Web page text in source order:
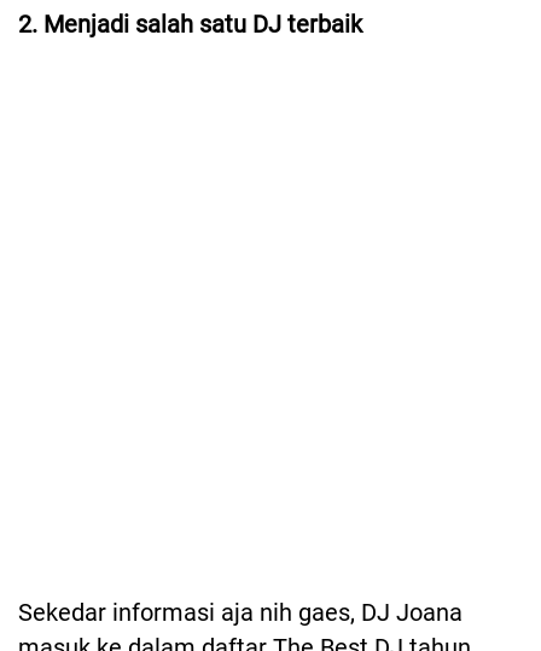
2. Menjadi salah satu DJ terbaik
Sekedar informasi aja nih gaes, DJ Joana